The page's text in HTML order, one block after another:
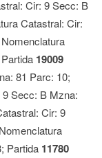
Cir: 9 Secc: B
Catastral: Cir:
Nomenclatura
19009
81 Parc: 10;
Secc: B Mzna:
Cir: 9
Nomenclatura
Partida 11780